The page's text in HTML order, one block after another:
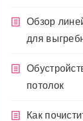
Обзор
для
потолок
Как